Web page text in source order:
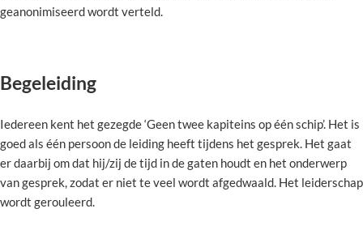
geanonimiseerd wordt verteld.
Begeleiding
Iedereen kent het gezegde ‘Geen twee kapiteins op één schip’. Het is
goed als één persoon de leiding heeft tijdens het gesprek. Het gaat
er daarbij om dat hij/zij de tijd in de gaten houdt en het onderwerp
van gesprek, zodat er niet te veel wordt afgedwaald. Het leiderschap
wordt gerouleerd.